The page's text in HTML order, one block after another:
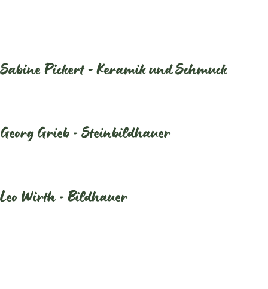
Sabine Pickert - Keramik und Schmuck
Georg Grieb - Steinbildhauer
Leo Wirth - Bildhauer